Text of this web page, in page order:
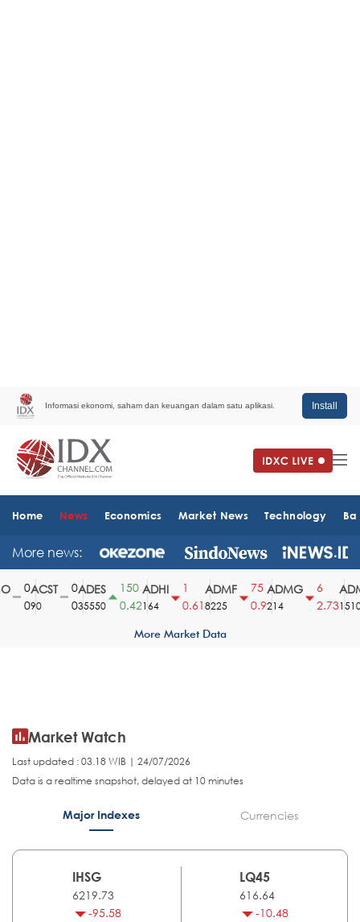
Informasi ekonomi, saham dan keuangan dalam satu aplikasi. Install
Home News Economics Market News Technology
More news:
ACST
90
ADES
35550
150
0.42
ADHI
164
0.61
ADMF
8225
75
0.9
ADMG
214
2.731510
More Market Data
Market Watch
Last updated : 03.18 WIB | 24/07/2026
Data is a realtime snapshot, delayed at 10 minutes
Major Indexes Currencies
IHSG
6219.73
-95.58
LQ45
616.64
-10.48